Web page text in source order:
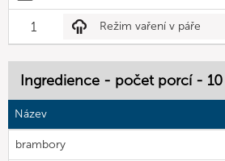
1 Režim vaření v páře
Ingredience - počet porcí - 10
Název
brambory